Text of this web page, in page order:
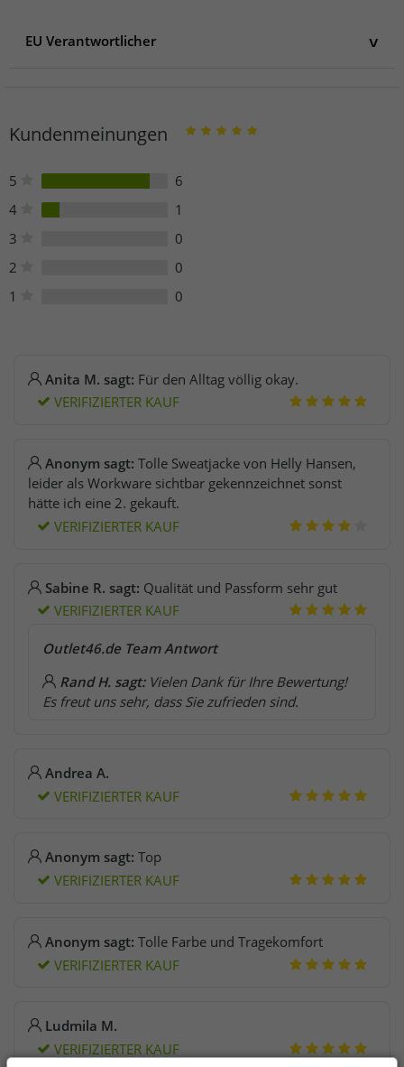
EU Verantwortlicher
6121 RE Born
compliance@hellyhansen.com
Kundenmeinungen
5
6
4
1
3
0
2
0
1
0
Anita M. sagt: Für den Alltag völlig okay.
VERIFIZIERTER KAUF
Anonym sagt: Tolle Sweatjacke von Helly Hansen,
leider als Workware sichtbar gekennzeichnet sonst
hätte ich eine 2. gekauft.
VERIFIZIERTER KAUF
Sabine R. sagt: Qualität und Passform sehr gut
VERIFIZIERTER KAUF
Outlet46.de Team Antwort
Rand H. sagt: Vielen Dank für Ihre Bewertung!
Es freut uns sehr, dass Sie zufrieden sind.
Andrea A.
VERIFIZIERTER KAUF
Anonym sagt: Top
VERIFIZIERTER KAUF
Anonym sagt: Tolle Farbe und Tragekomfort
VERIFIZIERTER KAUF
Ludmila M.
VERIFIZIERTER KAUF